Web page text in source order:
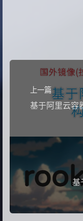
上一篇
基于阿里云容
基